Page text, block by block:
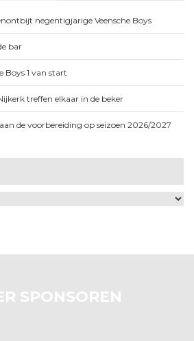
negentigjarige Veensche Boys
bar
Boys 1 van start
treffen elkaar in de beker
de voorbereiding op seizoen 2026/2027
SPONSOREN